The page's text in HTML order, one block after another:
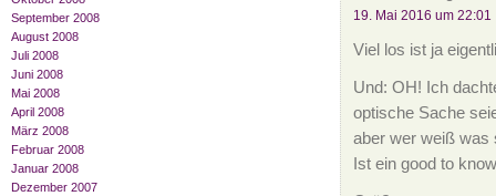
September 2008
August 2008
Juli 2008
Juni 2008
Mai 2008
April 2008
März 2008
Februar 2008
Januar 2008
Dezember 2007
19. Mai 2016 um 22:01
Viel los ist ja
Und: OH! Ich
optische Sache
aber wer weiß was
Ist ein good to